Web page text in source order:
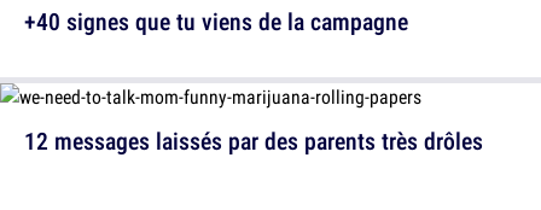
12 messages laissés par des parents très drôles
+40 signes que tu viens de la campagne